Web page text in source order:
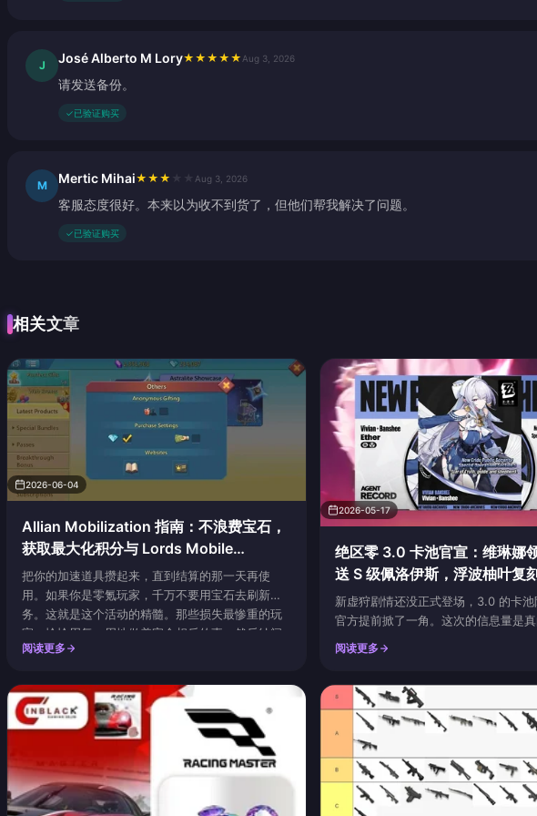
J José Alberto M Lory★ ★ ★ ★ ★ Aug 3, 2026
请发送备份。
✓已验证购买
M Mertic Mihai★ ★ ★ Aug 3, 2026
客服态度很好。本来以为收不到货了，但他们帮我解决了问题。
✓已验证购买
相关文章
2026-06-04
Allian Mobilization 指南：不浪费宝石，
获取最大化积分与 Lords Mobile
Diamonds 奖励
把你的加速道具攒起来，直到结算的那一天再使
用。如果你是零氪玩家，千万不要用宝石去刷新任
务。这就是这个活动的精髓。那些损失最惨重的玩
家，恰恰周复一周地做着完全相反的事，然后纳闷
为什么自己的奖励界面如此寒酸。Allian
得分窗口，在一次活动中倾泻掉积攒了一周的加速
道具，正是解锁那些几乎包含所有高价值 Lords
Mobil...
阅读更多
2026-05-17
绝区零 3.0 卡池官宣：维琳娜
送 S 级佩洛伊斯，浮波柚叶复
新虚狩剧情还没正式登场，3.0 的卡
官方提前掀了一角。这次的信息量是
半场一个全新风属性异常 S 级，下半
属性击破 S 级，主线任务还直接白送
对老玩家来说这意味着菲林账户得提
人来说则是难得的"开荒福利期"。下
的信息逐个拆开聊。
阅读更多